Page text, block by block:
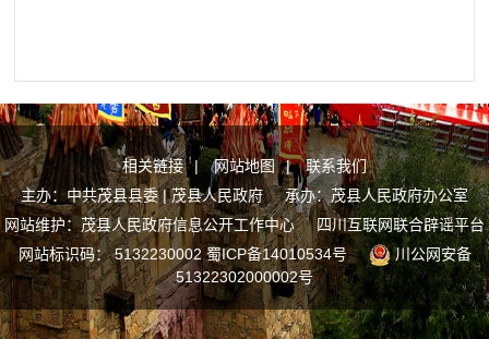
相关链接 | 网站地图 |
联系我们
主办：中共茂县县委 | 茂县人民政府 承办：茂县人民政府办公室
网站维护：茂县人民政府信息公开工作中心 四川互联网联合辟谣平台
网站标识码： 5132230002蜀ICP备14010534号
川公网安备
51322302000002号